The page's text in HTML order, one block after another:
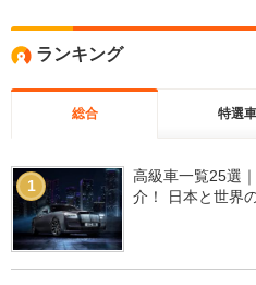
ランキング
総合 特選車
1
高級車一覧25選
介！ 日本と世界